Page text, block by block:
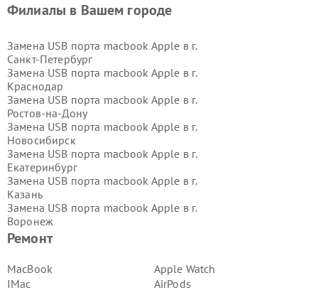
Ремонт
MacBook
IMac
Apple Watch
AirPods
Филиалы в Вашем городе
Замена USB порта macbook Apple в г.
Санкт-Петербург
Замена USB порта macbook Apple в г.
Краснодар
Замена USB порта macbook Apple в г.
Ростов-на-Дону
Замена USB порта macbook Apple в г.
Новосибирск
Замена USB порта macbook Apple в г.
Екатеринбург
Замена USB порта macbook Apple в г.
Казань
Замена USB порта macbook Apple в г.
Воронеж
Замена USB порта macbook Apple в г.
Замена USB порта macbook Apple в г.
Самара
Замена USB порта macbook Apple в г.